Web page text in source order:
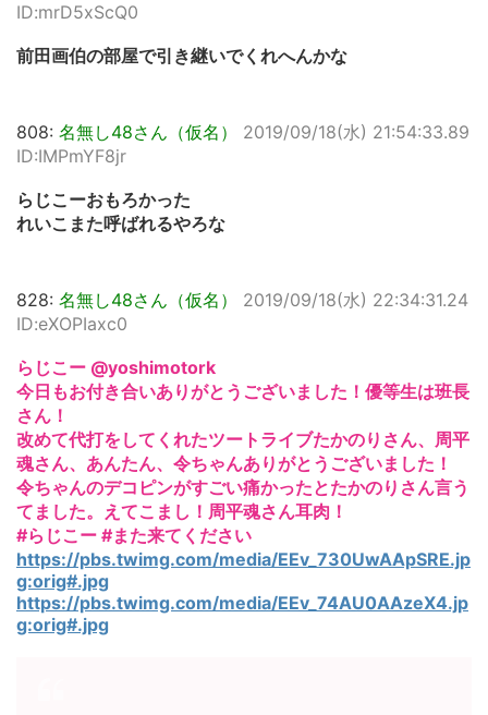
ID:mrD5xScQ0
前田画伯の部屋で引き継いでくれへんかな
808: 名無し48さん（仮名）
2019/09/18(水) 21:54:33.89
ID:IMPmYF8jr
らじこーおもろかった
れいこまた呼ばれるやろな
828: 名無し48さん（仮名）
2019/09/18(水) 22:34:31.24
ID:eXOPIaxc0
らじこー @yoshimotork
今日もお付き合いありがとうございました！優等生は班長
さん！
改めて代打をしてくれたツートライブたかのりさん、周平
魂さん、あんたん、令ちゃんありがとうございました！
令ちゃんのデコピンがすごい痛かったとたかのりさん言う
てました。えてこまし！周平魂さん耳肉！
#らじこー #また来てください
https://pbs.twimg.com/media/EEv_730UwAApSRE.jp
g:orig#.jpg
https://pbs.twimg.com/media/EEv_74AU0AAzeX4.jp
g:orig#.jpg